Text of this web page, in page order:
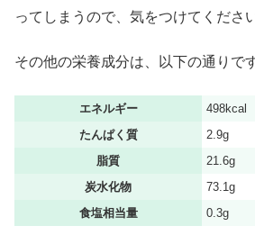
ってしまうので、気をつけてくださ
その他の栄養成分は、以下の通りです
エネルギー
498kcal
たんぱく質
2.9g
脂質
21.6g
炭水化物
73.1g
食塩相当量
0.3g